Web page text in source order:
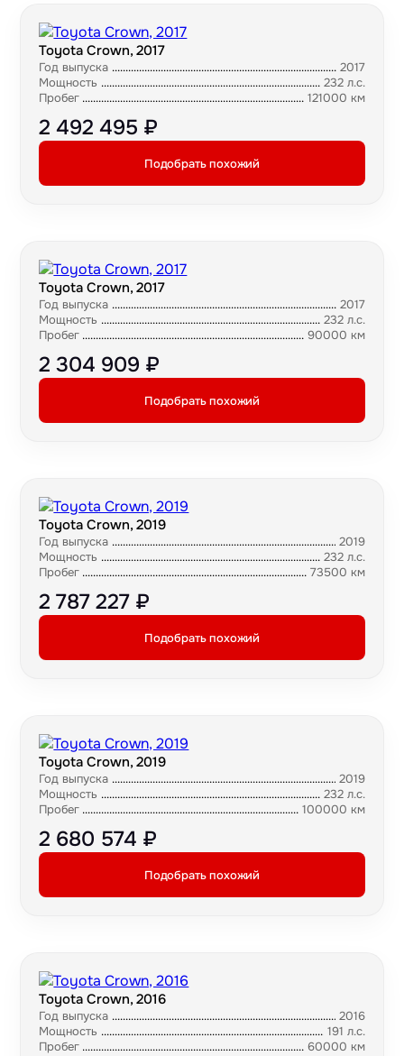
Toyota Crown, 2017
Год выпуска
2017
Мощность
232 л.с.
Пробег
121000 км
2 492 495 ₽
Подобрать похожий
Toyota Crown, 2017
Год выпуска
2017
Мощность
232 л.с.
Пробег
90000 км
2 304 909 ₽
Подобрать похожий
Toyota Crown, 2019
Год выпуска
2019
Мощность
232 л.с.
Пробег
73500 км
2 787 227 ₽
Подобрать похожий
Toyota Crown, 2019
Год выпуска
2019
Мощность
232 л.с.
Пробег
100000 км
2 680 574 ₽
Подобрать похожий
Toyota Crown, 2016
Год выпуска
2016
Мощность
191 л.с.
Пробег
60000 км